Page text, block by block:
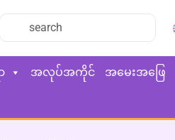
အလုပ်အကိုင် အမေးအဖြေ